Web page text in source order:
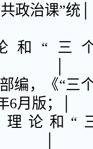
政治课”统│
材
和“三
│
编，《“三
6月版；│
理论和“
│